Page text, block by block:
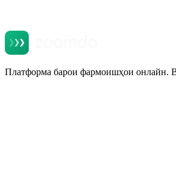
Платформа барои фармоишҳои онлайн.